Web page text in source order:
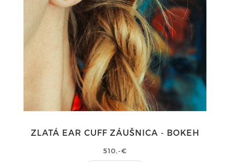
ZLATÁ EAR CUFF ZÁUŠNICA - BOKEH
510,-€